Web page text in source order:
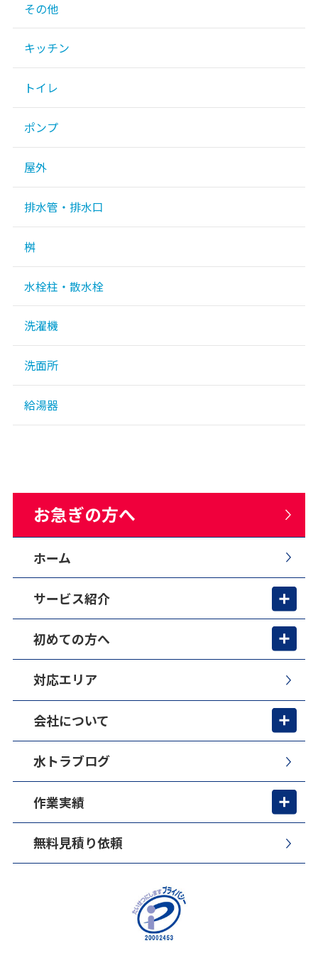
その他
キッチン
トイレ
ポンプ
屋外
排水管・排水口
桝
水栓柱・散水栓
洗濯機
洗面所
給湯器
お急ぎの方へ
ホーム
サービス紹介
初めての方へ
対応エリア
会社について
水トラブログ
作業実績
無料見積り依頼